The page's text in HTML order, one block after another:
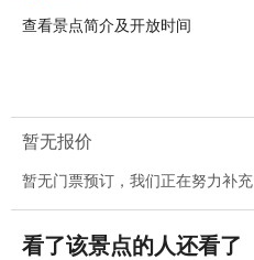
查看景点简介及开放时间
暂无报价
暂无门票预订，我们正在努力补充
看了该景点的人还看了